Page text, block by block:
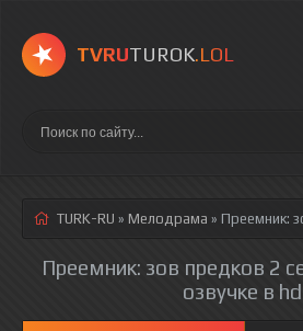
TVRUTUROK.LOL
TURK-RU » Мелодрама » Преемник:
Преемник: зов предков 2
озвучке в